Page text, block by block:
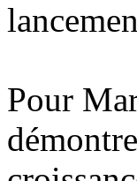
Pour